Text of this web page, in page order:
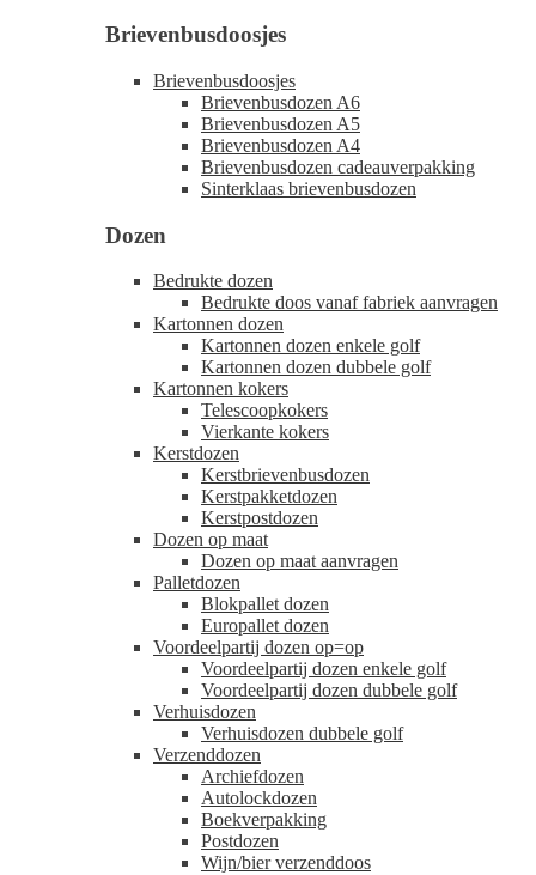
Brievenbusdoosjes
Brievenbusdoosjes
Brievenbusdozen A6
Brievenbusdozen A5
Brievenbusdozen A4
Brievenbusdozen cadeauverpakking
Sinterklaas brievenbusdozen
Dozen
Bedrukte dozen
Bedrukte doos vanaf fabriek aanvragen
Kartonnen dozen
Kartonnen dozen enkele golf
Kartonnen dozen dubbele golf
Kartonnen kokers
Telescoopkokers
Vierkante kokers
Kerstdozen
Kerstbrievenbusdozen
Kerstpakketdozen
Kerstpostdozen
Dozen op maat
Dozen op maat aanvragen
Palletdozen
Blokpallet dozen
Europallet dozen
Voordeelpartij dozen op=op
Voordeelpartij dozen enkele golf
Voordeelpartij dozen dubbele golf
Verhuisdozen
Verhuisdozen dubbele golf
Verzenddozen
Archiefdozen
Autolockdozen
Boekverpakking
Postdozen
Wijn/bier verzenddoos